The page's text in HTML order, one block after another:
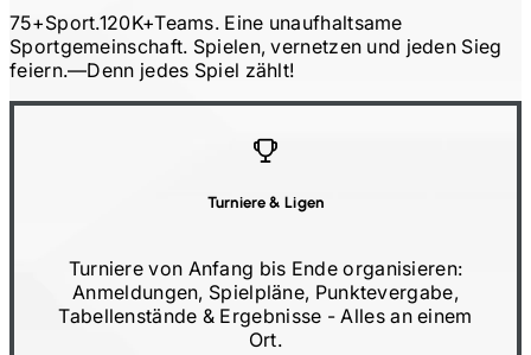
75+Sport.120K+Teams. Eine unaufhaltsame
Sportgemeinschaft. Spielen, vernetzen und jeden Sieg
feiern.—Denn jedes Spiel zählt!
Turniere& Ligen
Turniere von Anfang bis Ende organisieren:
Anmeldungen, Spielpläne, Punktevergabe,
Tabellenstände & Ergebnisse -Alles an einem
Ort.